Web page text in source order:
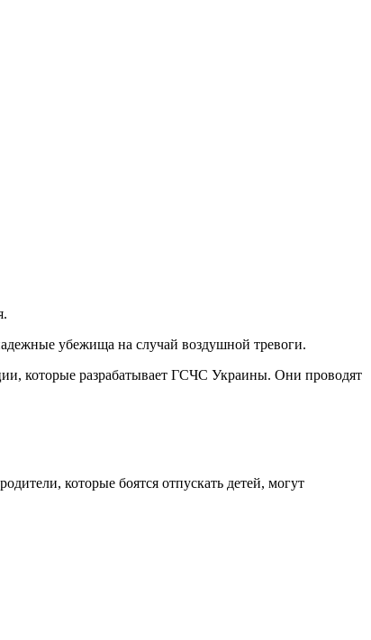
убежища на случай воздушной тревоги.
которые разрабатывает ГСЧС Украины. Они проводят
которые боятся отпускать детей, могут